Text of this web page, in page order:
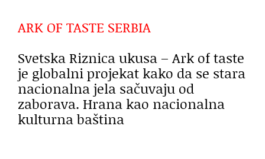
ARK OF TASTE SERBIA
Svetska Riznica ukusa – Ark of taste
je globalni projekat kako da se stara
nacionalna jela sačuvaju od
zaborava. Hrana kao nacionalna
kulturna baština